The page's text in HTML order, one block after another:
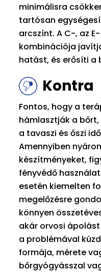
minimálisra
tartósan
arcszínt. A C-, az
kombinációja
hatást, és erősíti a
Kontra
Fontos, hogy a
hámlasztják a
a tavaszi és őszi
Amennyiben
készítményeket,
fényvédő
esetén kiemelten
megelőzésre
könnyen
akár orvosi
a problémával
formája, mérete
bőrgyógyásszal